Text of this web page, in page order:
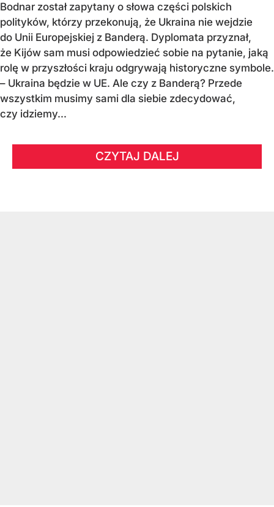
Bodnar został zapytany o słowa części polskich
polityków, którzy przekonują, że Ukraina nie wejdzie
do Unii Europejskiej z Banderą. Dyplomata przyznał,
że Kijów sam musi odpowiedzieć sobie na pytanie, jaką
rolę w przyszłości kraju odgrywają historyczne symbole.
– Ukraina będzie w UE. Ale czy z Banderą? Przede
wszystkim musimy sami dla siebie zdecydować,
czy idziemy...
CZYTAJ DALEJ